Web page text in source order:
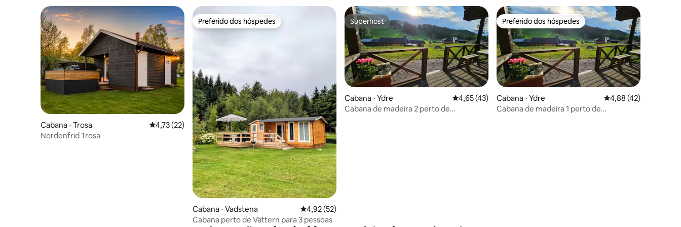
Cabana ⋅ Trosa 4,73 de uma avaliação média de 5, 22 avaliações
4,73 (22)
Nordenfrid Trosa
Preferido dos hóspedes
Preferido dos hóspedes
Cabana ⋅ Vadstena 4,92 de uma avaliação média de 5, 52 avaliações
4,92 (52)
Cabana perto de Vättern para 3 pessoas
Superhost
Superhost
Cabana ⋅ Ydre 4,65 de uma avaliação média de 5, 43 avaliações
4,65 (43)
Cabana de madeira 2 perto de
Preferido dos hóspedes
Preferido dos hóspedes
Cabana ⋅ Ydre 4,88 de uma
4,88 (42)
Cabana de madeira 1 perto de